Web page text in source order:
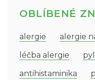
OBLÍBENÉ
alergie alergie
léčba alergie
pyl
antihistaminika